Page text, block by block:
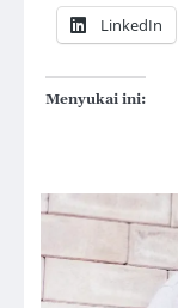
LinkedIn
Menyukai ini: